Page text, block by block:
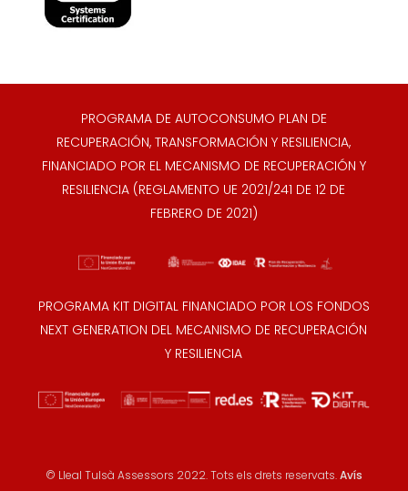
PROGRAMA DE AUTOCONSUMO PLAN DE
RECUPERACIÓN, TRANSFORMACIÓN Y RESILIENCIA,
FINANCIADO POR EL MECANISMO DE RECUPERACIÓN Y
RESILIENCIA (REGLAMENTO UE 2021/241 DE 12 DE
FEBRERO DE 2021)
PROGRAMA KIT DIGITAL FINANCIADO POR LOS FONDOS
NEXT GENERATION DEL MECANISMO DE RECUPERACIÓN
Y RESILIENCIA
© Lleal Tulsà Assessors 2022. Tots els drets reservats.Avís